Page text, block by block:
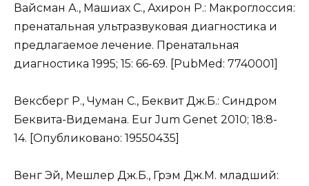
Вайсман А., Машиах С., Ахирон Р.: Макроглоссия:
пренатальная ультразвуковая диагностика и
предлагаемое лечение. Пренатальная
диагностика 1995; 15: 66-69. [PubMed: 7740001]
Вексберг Р., Чуман С., Беквит Дж.Б.: Синдром
Беквита-Видемана. Eur Jum Genet 2010; 18:8-
14. [Опубликовано: 19550435]
Венг Эй, Мешлер Дж.Б., Грэм Дж.М. младший: